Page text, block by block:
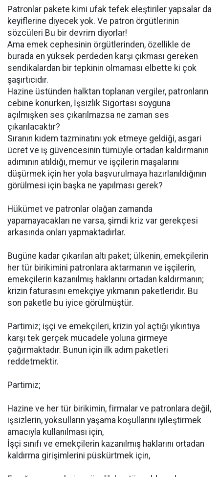
Patronlar pakete kimi ufak tefek eleştiriler yapsalar da
keyiflerine diyecek yok. Ve patron örgütlerinin
sözcüleri Bu bir devrim diyorlar!
Ama emek cephesinin örgütlerinden, özellikle de
burada en yüksek perdeden karşı çıkması gereken
sendikalardan bir tepkinin olmaması elbette ki çok
şaşırtıcıdır.
Hazine üstünden halktan toplanan vergiler, patronların
cebine konurken, İşsizlik Sigortası soyguna
açılmışken ses çıkarılmazsa ne zaman ses
çıkarılacaktır?
Sıranın kıdem tazminatını yok etmeye geldiği, asgari
ücret ve iş güvencesinin tümüyle ortadan kaldırmanın
adımının atıldığı, memur ve işçilerin maşalarını
düşürmek için her yola başvurulmaya hazırlanıldığının
görülmesi için başka ne yapılması gerek?
Hükümet ve patronlar olağan zamanda
yapamayacakları ne varsa, şimdi kriz var gerekçesi
arkasında onları yapmaktadırlar.
Bugüne kadar çıkarılan altı paket; ülkenin, emekçilerin
her tür birikimini patronlara aktarmanın ve işçilerin,
emekçilerin kazanılmış haklarını ortadan kaldırmanın;
krizin faturasını emekçiye yıkmanın paketleridir. Bu
son paketle bu iyice görülmüştür.
Partimiz; işçi ve emekçileri, krizin yol açtığı yıkıntıya
karşı tek gerçek mücadele yoluna girmeye
çağırmaktadır. Bunun için ilk adım paketleri
reddetmektir.
Partimiz;
Hazine ve her tür birikimin, firmalar ve patronlara değil,
işsizlerin, yoksulların yaşama koşullarını iyileştirmek
amacıyla kullanılması için,
İşçi sınıfı ve emekçilerin kazanılmış haklarını ortadan
kaldırma girişimlerini püskürtmek için,